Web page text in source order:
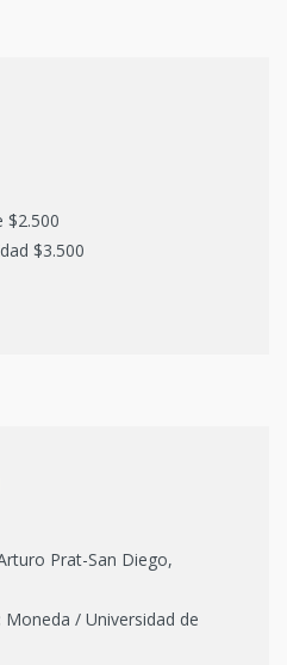
$2.500
$3.500
Prat-San Diego,
Moneda / Universidad de